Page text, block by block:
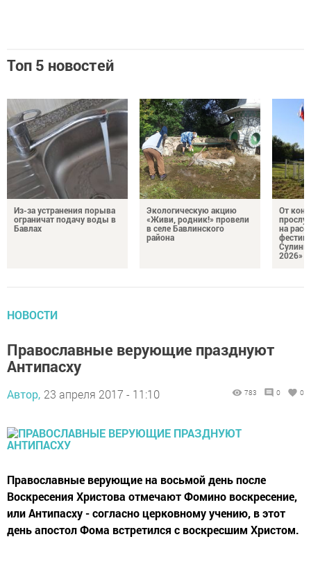
Топ 5 новостей
Из-за устранения порыва
ограничат подачу воды в
Бавлах
Экологическую акцию
«Живи, родник!» провели
в селе Бавлинского
района
От
на
2026»
НОВОСТИ
Православные верующие празднуют
Антипасху
Автор, 23 апреля 2017 - 11:10 783 0 0
Православные верующие на восьмой день после
Воскресения Христова отмечают Фомино воскресение,
или Антипасху - согласно церковному учению, в этот
день апостол Фома встретился с воскресшим Христом.